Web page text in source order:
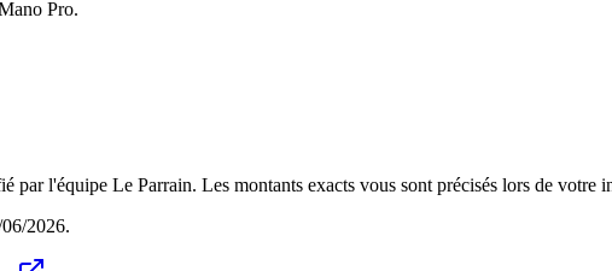
Pro.
par l'équipe Le Parrain. Les montants exacts vous sont précisés lors de votre
2026.